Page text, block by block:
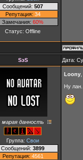
Сообщений: 507
Репутация: 34
Замечания: 60%
Статус: Offline
SэS Дата:
марая данность
Группа: Свои
Сообщений: 3899
Репутация: 4561
Loony
Ну